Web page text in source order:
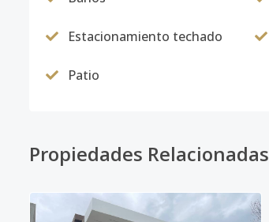
Estacionamiento techado
Patio
Propiedades Relacionadas